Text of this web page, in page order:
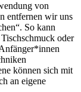
von
entfernen wir uns
So kann
oder
können sich mit
an eigene